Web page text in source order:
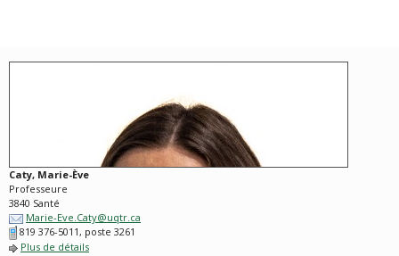
Caty, Marie-Ève
Professeure
3840 Santé
Marie-Eve.Caty@uqtr.ca
819 376-5011, poste 3261
Plus de détails